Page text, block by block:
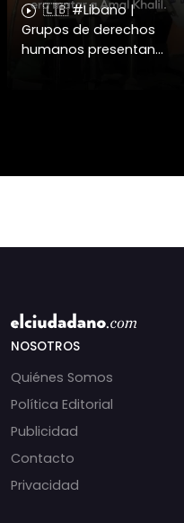
🇱🇧 #Libano |
Grupos de derechos
humanos presentan
NOSOTROS
Quiénes Somos
Política Editorial
Publicidad
Contacto
Privacidad